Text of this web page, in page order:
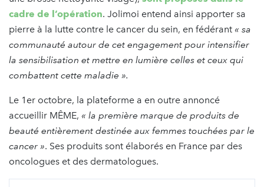
cadre de l’opération. Jolimoi entend ainsi apporter sa
pierre à la lutte contre le cancer du sein, en fédérant « sa
communauté autour de cet engagement pour intensifier
la sensibilisation et mettre en lumière celles et ceux qui
combattent cette maladie ».
Le 1er octobre, la plateforme a en outre annoncé
accueillir MÊME, « la première marque de produits de
beauté entièrement destinée aux femmes touchées par le
cancer ». Ses produits sont élaborés en France par des
oncologues et des dermatologues.